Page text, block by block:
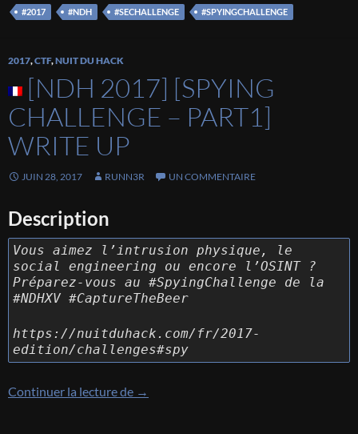
#2017 #NDH #SECHALLENGE #SPYINGCHALLENGE
2017,CTF,NUIT DU HACK
[NDH 2017] [SPYING
CHALLENGE – PART1]
WRITE UP
JUIN 28, 2017 RUNN3R UN COMMENTAIRE
Description
Vous aimez l’intrusion physique, le
social engineering ou encore l’OSINT ?
Préparez-vous au #SpyingChallenge de la
#NDHXV #CaptureTheBeer
https://nuitduhack.com/fr/2017-
edition/challenges#spy
Continuer la lecture de [NDH 2017] [Spying Challenge – Part1]
→